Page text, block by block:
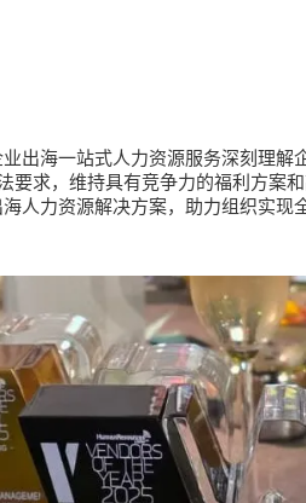
出海一站式人力资源服务深刻理解
要求，维持具有竞争力的福利方案
人力资源解决方案，助力组织实现